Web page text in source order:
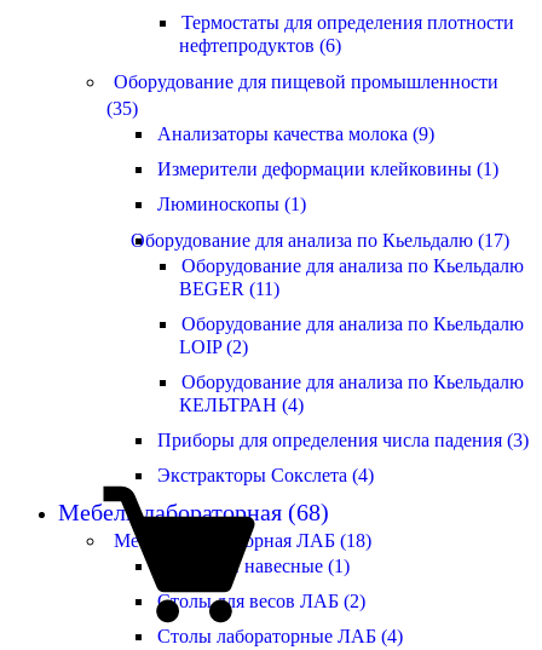
Термостаты для определения плотности
нефтепродуктов (6)
Оборудование для пищевой промышленности
(35)
Анализаторы качества молока (9)
Измерители деформации клейковины (1)
Люминоскопы (1)
Оборудование для анализа по Кьельдалю (17)
Оборудование для анализа по Кьельдалю
BEGER (11)
Оборудование для анализа по Кьельдалю
LOIP (2)
Оборудование для анализа по Кьельдалю
КЕЛЬТРАН (4)
Приборы для определения числа падения (3)
Экстракторы Сокслета (4)
Мебель лабораторная (68)
Мебель лабораторная ЛАБ (18)
Стеллажи навесные (1)
Столы для весов ЛАБ (2)
Столы лабораторные ЛАБ (4)